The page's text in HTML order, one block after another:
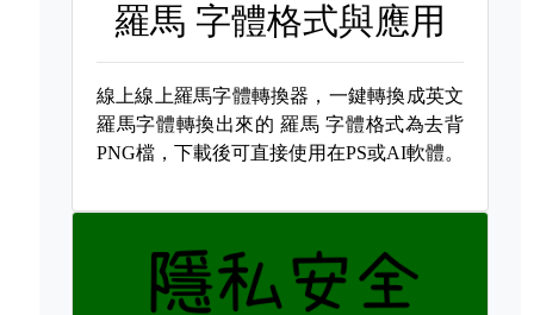
羅馬 字體格式與應用
線上線上羅馬字體轉換器，一鍵轉換成英文
羅馬字體轉換出來的羅馬 字體格式為去背
PNG檔，下載後可直接使用在PS或AI軟體。